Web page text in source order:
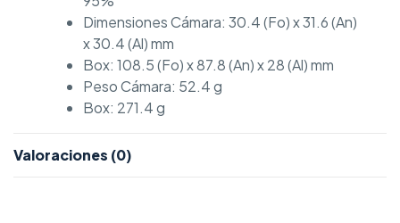
Dimensiones Cámara: 30.4 (Fo) x 31.6 (An)
x 30.4 (Al) mm
Box: 108.5 (Fo) x 87.8 (An) x 28 (Al) mm
Peso Cámara: 52.4 g
Box: 271.4 g
Valoraciones (0)